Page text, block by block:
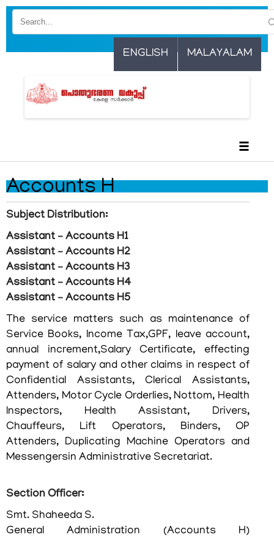
Skip
content
ENGLISH MALAYALAM
☰
FOOTER
MENU
ബാധ്യതാനിരാകരണം
സ്വകാര്യതാനയം
വ്യവസ്ഥകളും
നിബന്ധനകളും
ഞങ്ങളേക്കുറിച്ച്
Accounts H
Subject Distribution:
Assistant – Accounts H1
Assistant – Accounts H2
Assistant – Accounts H3
Assistant – Accounts H4
Assistant – Accounts H5
The service matters such as maintenance of
Service Books, Income Tax,GPF, leave account,
annual increment,Salary Certificate, effecting
payment of salary and other claims in respect of
Confidential Assistants, Clerical Assistants,
Attenders, Motor Cycle Orderlies, Nottom, Health
Inspectors, Health Assistant, Drivers,
Chauffeurs, Lift Operators, Binders, OP
Attenders, Duplicating Machine Operators and
Messengersin Administrative Secretariat.
Section Officer:
Smt. Shaheeda S.
General Administration (Accounts H)